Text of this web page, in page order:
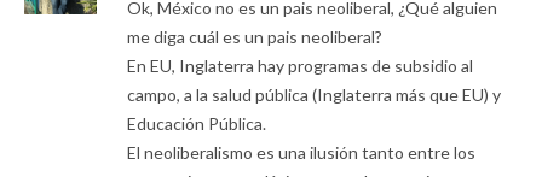
Ok, México no es un pais neoliberal, ¿Qué alguien
me diga cuál es un pais neoliberal?
En EU, Inglaterra hay programas de subsidio al
campo, a la salud pública (Inglaterra más que EU) y
Educación Pública.
El neoliberalismo es una ilusión tanto entre los